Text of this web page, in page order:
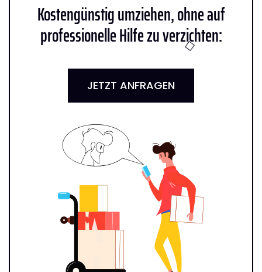
Kostengünstig umziehen, ohne auf
professionelle Hilfe zu verzichten:
JETZT ANFRAGEN